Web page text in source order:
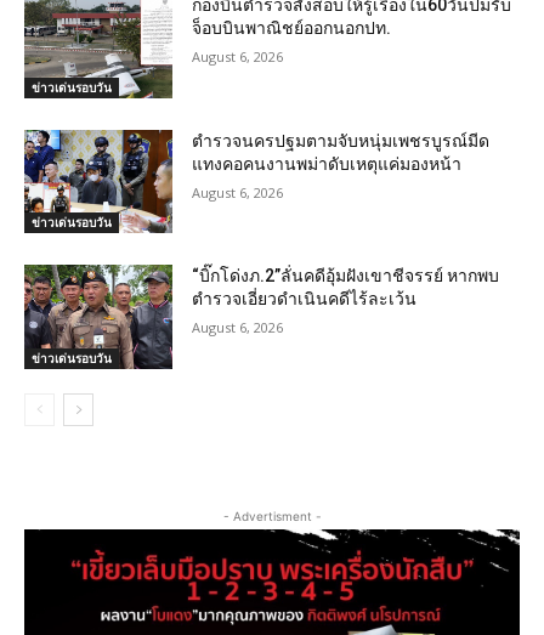
ข่าวเด่นรอบวัน
กองบินตำรวจสั่งสอบให้รู้เรื่องใน60วันปมรับ
จ็อบบินพาณิชย์ออกนอกปท.
August 6, 2026
ข่าวเด่นรอบวัน
ตำรวจนครปฐมตามจับหนุ่มเพชรบูรณ์มีด
แทงคอคนงานพม่าดับเหตุแค่มองหน้า
August 6, 2026
ข่าวเด่นรอบวัน
“บิ๊กโด่งภ.2”ลั่นคดีอุ้มฝังเขาชีจรรย์ หากพบ
ตำรวจเอี่ยวดำเนินคดีไร้ละเว้น
August 6, 2026
- Advertisment -